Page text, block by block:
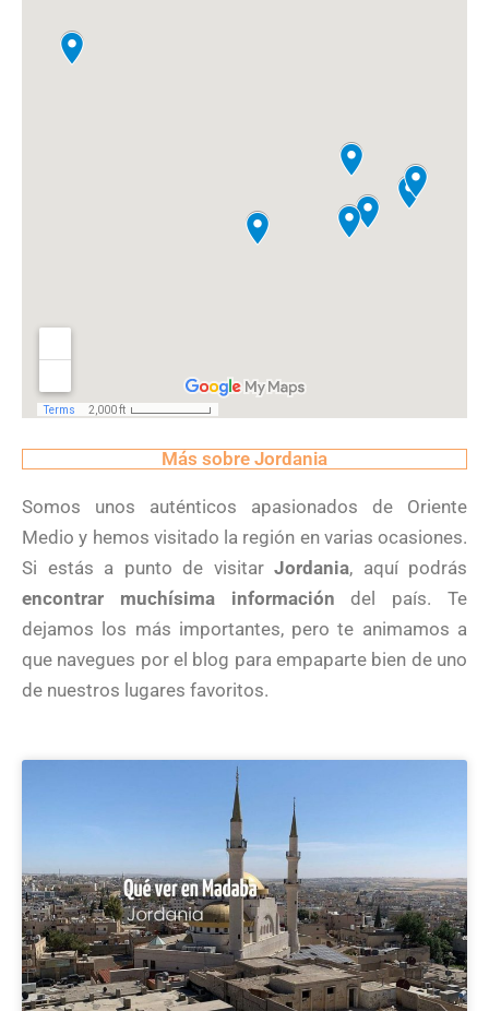
Más sobre Jordania
Somos unos auténticos apasionados de Oriente
Medio y hemos visitado la región en varias ocasiones.
Si estás a punto de visitar Jordania, aquí podrás
encontrar muchísima información del país. Te
dejamos los más importantes, pero te animamos a
que navegues por el blog para empaparte bien de uno
de nuestros lugares favoritos.